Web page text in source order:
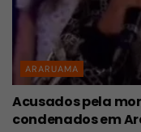
ARARUAMA
Acusados pela
condenados em